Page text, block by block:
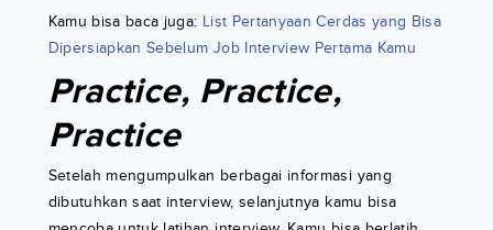
Kamu bisa baca juga: List Pertanyaan Cerdas yang Bisa
Dipersiapkan Sebelum Job Interview Pertama Kamu
Practice, Practice,
Practice
Setelah mengumpulkan berbagai informasi yang
dibutuhkan saat interview, selanjutnya kamu bisa